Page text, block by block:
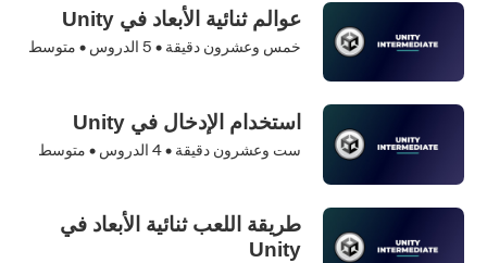
عوالم ثنائية الأبعاد في Unity
خمس وعشرون دقيقة • 5 الدروس • متوسط
استخدام الإدخال في Unity
ست وعشرون دقيقة •4 الدروس • متوسط
طريقة اللعب ثنائية الأبعاد في
Unity